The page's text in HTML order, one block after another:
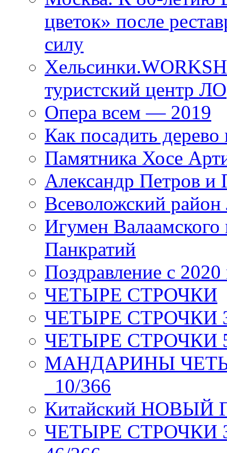
цветок» после
силу
туристский центр ЛО
Опера всем — 2019
Как посадить дерево
Памятника Хосе
Александр Петров и
Всеволожский район
Игумен
Панкратий
Поздравление с 2020
ЧЕТЫРЕ СТРОЧКИ
ЧЕТЫРЕ СТРОЧКИ 3
ЧЕТЫРЕ СТРОЧКИ 5
МАНДАРИНЫ
_10/366
Китайский НОВЫЙ
ЧЕТЫРЕ СТРОЧКИ